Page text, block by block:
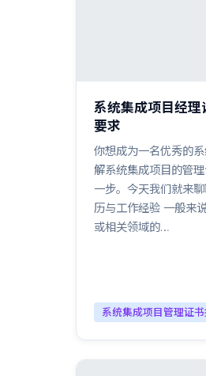
系统集成项目经
要求
你想成为一名优秀的
解系统集成项目的管
一步。今天我们就来
历与工作经验 一般来
或相关领域的…
系统集成项目管理证